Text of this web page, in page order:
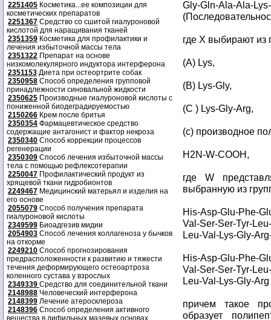
2251405 Косметика...ее композиции для
косметических препаратов
2251367 Средство со сшитой гиалуроновой
кислотой для наращивания тканей
2351359 Косметика для профилактики и
лечения избыточной массы тела
2351322 Препарат на основе
низкомолекулярного индуктора интерферона
2351153 Диета при остеортрите собак
2350958 Способ определения групповой
принадлежности синовальной жидкости
2350625 Производные гиалуроновой кислоты с
пониженной биодеградируемостью
2150266 Крем после бритья
2350354 Фармацевтическое средство
содержащие антагонист и фактор некроза
2350340 Способ коррекции процессов
регенерации
2350309 Способ лечения избыточной массы
тела с помощью рефлексотерапии
2250047 Профилактический продукт из
хрящевой ткани гидробионтов
2249467 Медицинский матерьял и изделия на
его основе
2055079 Способ получения препарата
гиалуроновой кислоты
2349599 Биоадгезив мидии
2054903 Способ лечения коллагеноза у бычков
на откорме
2249210 Способ прогнозирования
предрасположенности к развитию и тяжести
течения деформирующего остеоартроза
коленного сустава у взрослых
2349339 Средство для соединительной ткани
2148988 Человеческий интерферона
2148399 Лечение атеросклероза
2148396 Способ определения активного
вещества в дифильных мазевых основах
Gly-Gln-Ala-Ala-
где X выбирают
(A) Lys,
(B) Lys-Gly,
(C ) Lys-Gly-Arg,
(с) производное
H2N-W-COOH,
где W
выбранную из
His-Asp-Glu-Phe-
Val-Ser-Ser-Tyr-
Leu-Val-Lys-Gly-
His-Asp-Glu-Phe-
Val-Ser-Ser-Tyr-
Leu-Val-Lys-Gly-
причем такое
образует